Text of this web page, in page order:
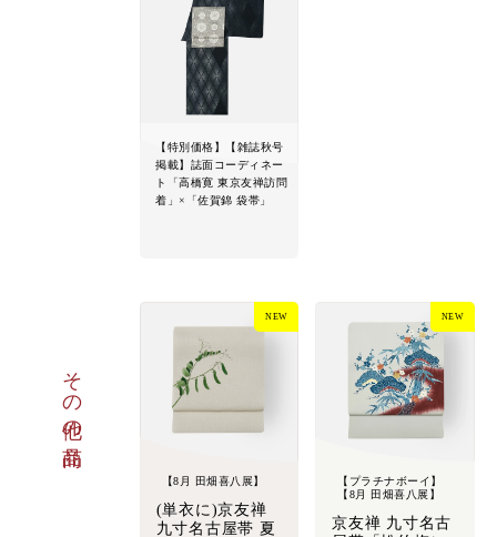
【特別価格】【雑誌秋号
掲載】誌面コーディネー
ト「高橋寛 東京友禅訪問
着」×「佐賀錦 袋帯」
その他の商品
【8月 田畑喜八展】
(単衣に)京友禅
九寸名古屋帯 夏
NEW
【プラチナボーイ】
【8月 田畑喜八展】
京友禅 九寸名古
NEW